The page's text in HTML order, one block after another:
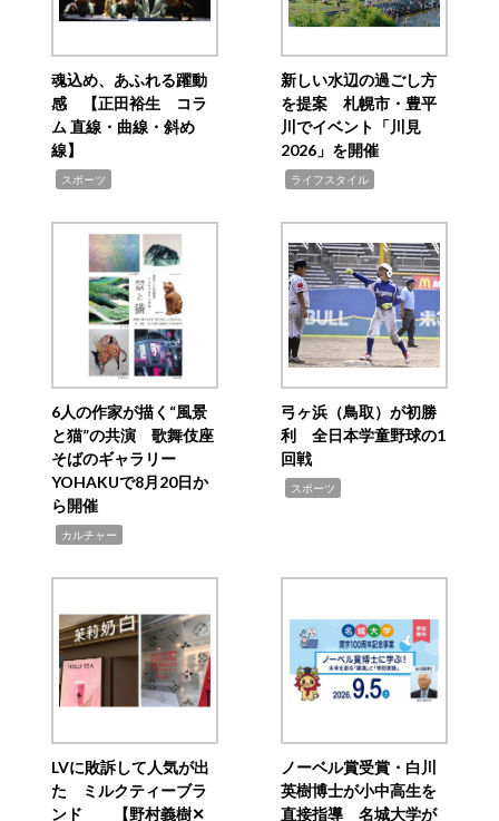
魂込め、あふれる躍動
感 【正田裕生 コラ
ム 直線・曲線・斜め
線】
スポーツ
新しい水辺の過ごし方
を提案 札幌市・豊平
川でイベント「川見
2026」を開催
ライフスタイル
6人の作家が描く“風景
と猫”の共演 歌舞伎座
そばのギャラリー
YOHAKUで8月20日か
ら開催
カルチャー
弓ヶ浜（鳥取）が初勝
利 全日本学童野球の1
回戦
スポーツ
LVに敗訴して人気が出
た ミルクティーブラ
ンド 【野村義樹✕
ノーベル賞受賞・白川
英樹博士が小中高生を
直接指導 名城大学が